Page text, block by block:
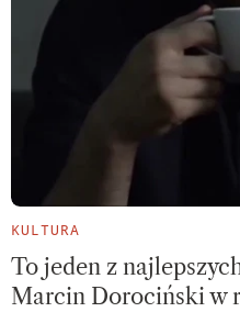
KULTURA
To jeden z
Marcin Dorociński w